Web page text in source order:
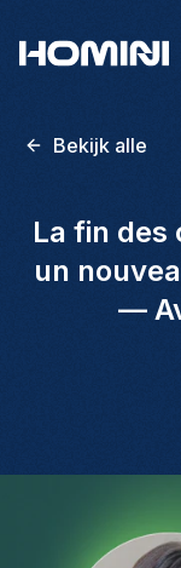
Bekijk alle
La fin des
un
—